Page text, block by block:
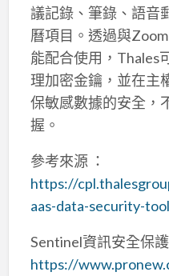
議記錄、筆錄、語音
曆項目。透過與
能配合使用，Thales
理加密金鑰，並在主
保敏感數據的安全，
握。
參考來源 ：
https://
aas-data-security-
Sentinel資訊安全保
https://